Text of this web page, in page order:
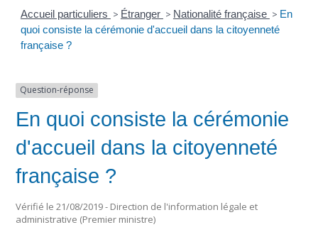
Accueil particuliers > Étranger > Nationalité française > En
quoi consiste la cérémonie d'accueil dans la citoyenneté
française ?
Question-réponse
En quoi consiste la cérémonie
d'accueil dans la citoyenneté
française ?
Vérifié le 21/08/2019 - Direction de l'information légale et
administrative (Premier ministre)